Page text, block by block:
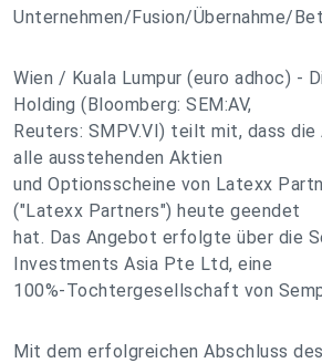
Unternehmen/Fusion/Übernahme/
Wien / Kuala Lumpur (euro adhoc) -
Holding (Bloomberg: SEM:AV,
Reuters: SMPV.VI) teilt mit, dass
alle ausstehenden Aktien
und Optionsscheine von Latexx
("Latexx Partners") heute geendet
hat. Das Angebot erfolgte über die
Investments Asia Pte Ltd, eine
100%-Tochtergesellschaft von
Mit dem erfolgreichen Abschluss des